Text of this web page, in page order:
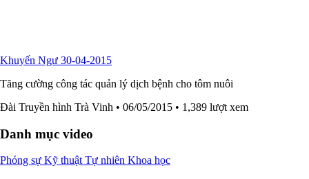
Khuyến Ngư 30-04-2015
Tăng cường công tác quản lý dịch bệnh cho tôm nuôi
Đài Truyền hình Trà Vinh • 06/05/2015 • 1,389 lượt xem
Danh mục video
Phóng sự Kỹ thuật Tự nhiên Khoa học